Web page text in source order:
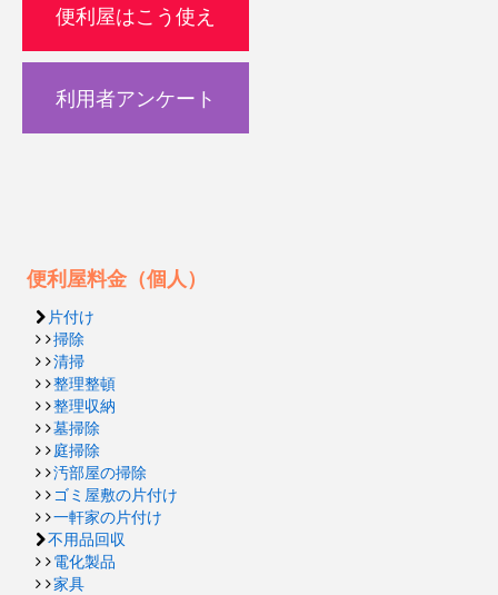
便利屋はこう使え
利用者アンケート
便利屋料金（個人）
片付け
掃除
清掃
整理整頓
整理収納
墓掃除
庭掃除
汚部屋の掃除
ゴミ屋敷の片付け
一軒家の片付け
不用品回収
電化製品
家具